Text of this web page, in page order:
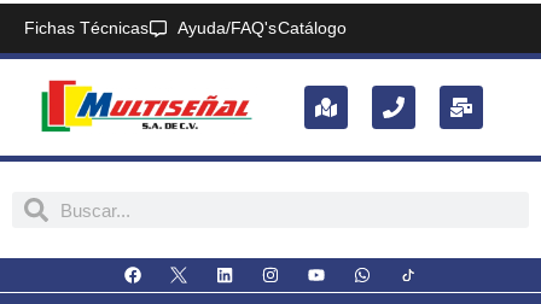
Fichas Técnicas Ayuda/FAQ'sCatálogo